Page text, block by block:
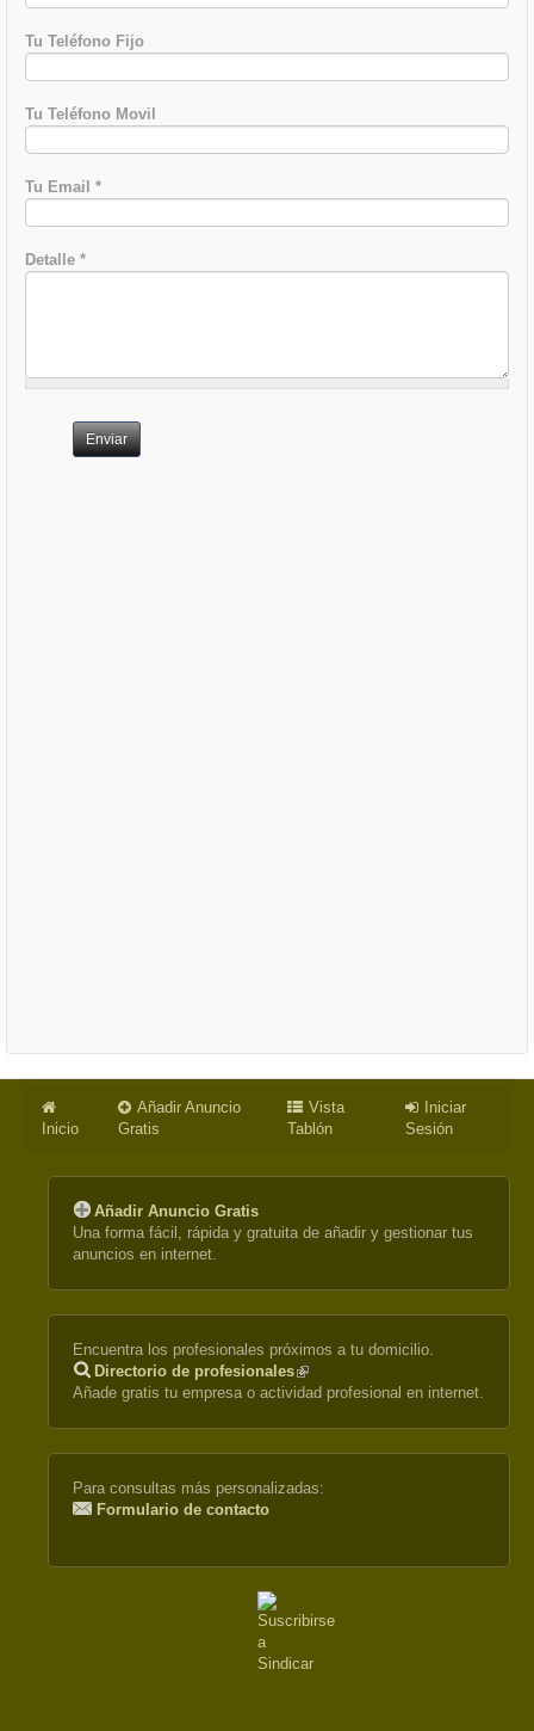
Tu Teléfono Fijo
Tu Teléfono Movil
Tu Email *
Detalle *
Enviar
Inicio
Añadir Anuncio
Gratis
Vista
Tablón
Iniciar
Sesión
Añadir Anuncio Gratis
Una forma fácil, rápida y gratuita de añadir y gestionar tus
anuncios en internet.
Encuentra los profesionales próximos a tu domicilio.
Directorio de profesionales(link
is
Añade gratis tu empresa o actividad profesional en internet.
Para consultas más personalizadas:
Formulario de contacto